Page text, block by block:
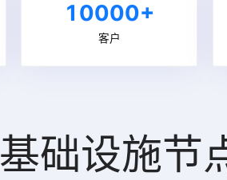
10000+
客户
基础设施节